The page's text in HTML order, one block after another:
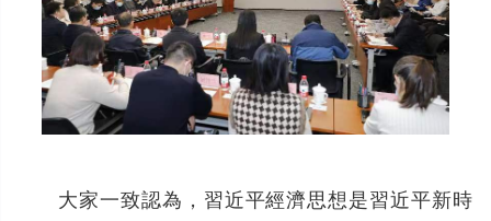
大家一致認為，習近平經濟思想是習近平新時